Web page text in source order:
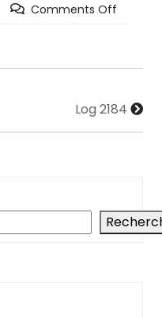
Comments Off
Log 2184